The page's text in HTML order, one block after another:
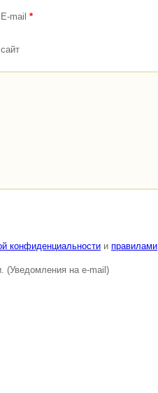
mail *
конфиденциальности и правилами
(Уведомления на e-mail)